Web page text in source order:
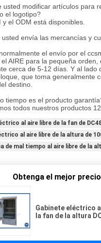
usted modificar artículos para
el logotipo?
y el ODM está disponibles.
envía las mercancías y
el envío por el
el AIRE para la pequeña orden,
cerca de 5-12 días. Y al lado
que toma generalmente
destino.
tiempo es el producto
todos nuestros productos
al aire libre de la fan de
al aire libre de la altura de
de mal tiempo al aire libre de la
Obtenga el mejor
Gabinete eléctrico
la fan de la altura